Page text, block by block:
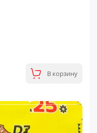
В корзину